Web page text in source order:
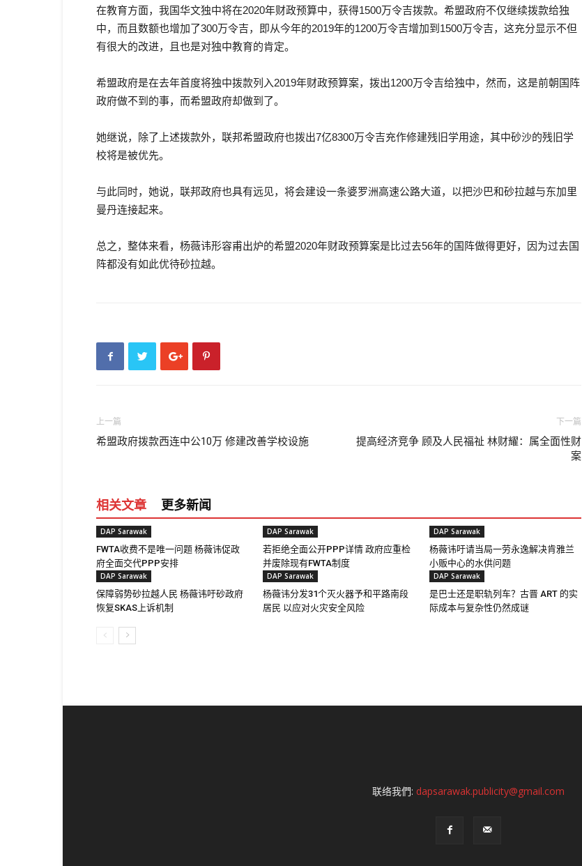
在教育方面，我国华文独中将在2020年财政预算中，获得1500万令吉拨款。希盟政府不仅继续拨款给独
中，而且数额也增加了300万令吉，即从今年的2019年的1200万令吉增加到1500万令吉，这充分显示不但
有很大的改进，且也是对独中教育的肯定。
希盟政府是在去年首度将独中拨款列入2019年财政预算案，拨出1200万令吉给独中，然而，这是前朝国阵
政府做不到的事，而希盟政府却做到了。
她继说，除了上述拨款外，联邦希盟政府也拨出7亿8300万令吉充作修建残旧学用途，其中砂沙的残旧学
校将是被优先。
与此同时，她说，联邦政府也具有远见，将会建设一条婆罗洲高速公路大道，以把沙巴和砂拉越与东加里
曼丹连接起来。
总之，整体来看，杨薇讳形容甫出炉的希盟2020年财政预算案是比过去56年的国阵做得更好，因为过去国
阵都没有如此优待砂拉越。
上一篇
希盟政府拨款西连中公10万 修建改善学校设施
下一篇
提高经济竞争 顾及人民福祉 林财耀：属全面性财
案
相关文章 更多新闻
DAP Sarawak
FWTA收费不是唯一问题 杨薇讳促政
府全面交代PPP安排
DAP Sarawak
若拒绝全面公开PPP详情 政府应重检
并废除现有FWTA制度
DAP Sarawak
杨薇讳吁请当局一劳永逸解决肯雅兰
小贩中心的水供问题
DAP Sarawak
保障弱势砂拉越人民 杨薇讳吁砂政府
恢复SKAS上诉机制
DAP Sarawak
杨薇讳分发31个灭火器予和平路南段
居民 以应对火灾安全风险
DAP Sarawak
是巴士还是职轨列车？古晋 ART 的实
际成本与复杂性仍然成谜
联络我們: dapsarawak.publicity@gmail.com